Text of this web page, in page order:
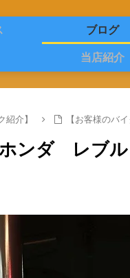
ブログ
当店紹介
紹介】 【お客様のバ
ホンダ レブル